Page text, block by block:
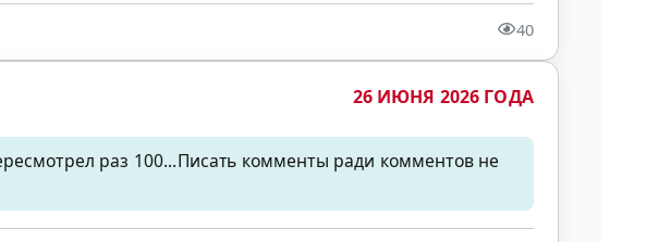
40
26 ИЮНЯ 2026 ГОДА
раз 100...Писать комменты ради комментов не